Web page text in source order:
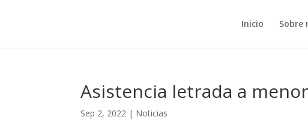
Inicio Sobre
Asistencia letrada a
Sep 2, 2022 | Noticias